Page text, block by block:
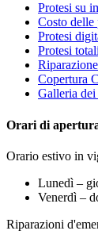
Protesi su
Costo delle
Protesi
Protesi
Copertura
Galleria dei
Orari di
Orario estivo in
Lunedì –
Venerdì –
Riparazioni